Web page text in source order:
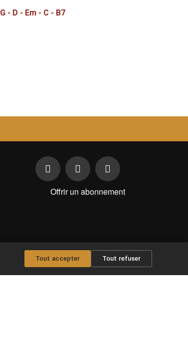
G - D - Em - C - B7
Offrir un abonnement
Tout accepter Tout refuser